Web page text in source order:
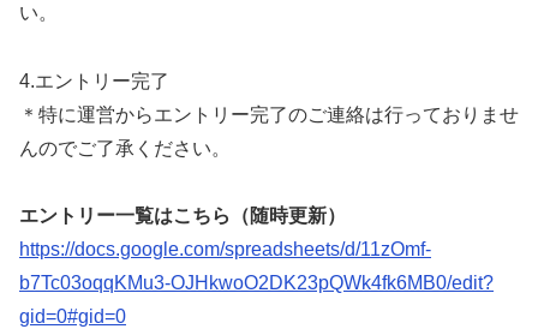
い。
4.エントリー完了
＊特に運営からエントリー完了のご連絡は行っておりませ
んのでご了承ください。
エントリー一覧はこちら（随時更新）
https://docs.google.com/spreadsheets/d/11zOmf-
b7Tc03oqqKMu3-OJHkwoO2DK23pQWk4fk6MB0/edit?
gid=0#gid=0